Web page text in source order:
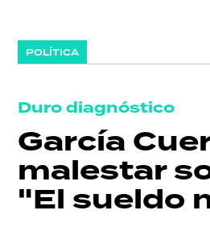
POLÍTICA
Duro diagnóstico
García
malestar
"El sueldo